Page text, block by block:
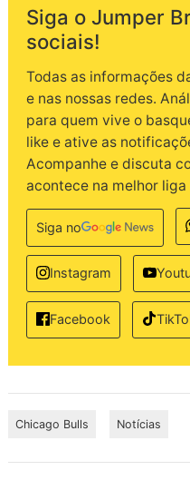
Siga o Jumper
sociais!
Todas as informações
e nas nossas redes.
para quem vive o
like e ative as
Acompanhe e discuta
acontece na melhor
Siga no
Instagram
Facebook
Chicago Bulls Notícias